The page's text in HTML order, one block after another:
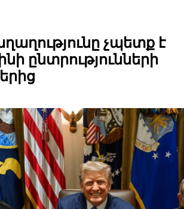
չպետք է
ընտրությունների